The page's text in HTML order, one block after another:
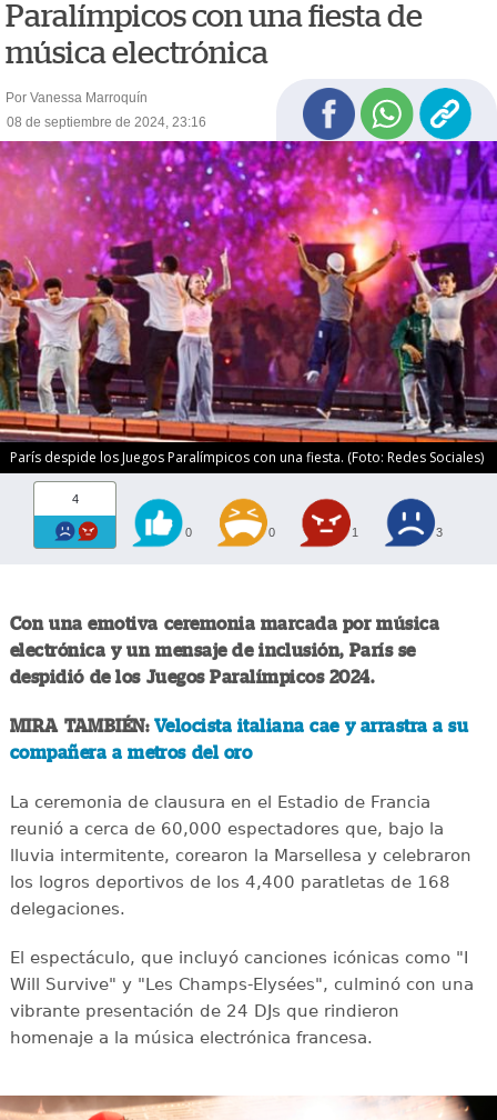
Paralímpicos con una fiesta de
música electrónica
Por Vanessa Marroquín
08 de septiembre de 2024, 23:16
París despide los Juegos Paralímpicos con una fiesta. (Foto: Redes Sociales)
4
0 0 1 3
Con una emotiva ceremonia marcada por música
electrónica y un mensaje de inclusión, París se
despidió de los Juegos Paralímpicos 2024.
MIRA TAMBIÉN:Velocista italiana cae y arrastra a su
compañera a metros del oro
La ceremonia de clausura en el Estadio de Francia
reunió a cerca de 60,000 espectadores que, bajo la
lluvia intermitente, corearon la Marsellesa y celebraron
los logros deportivos de los 4,400 paratletas de 168
delegaciones.
El espectáculo, que incluyó canciones icónicas como "I
Will Survive" y "Les Champs-Elysées", culminó con una
vibrante presentación de 24 DJs que rindieron
homenaje a la música electrónica francesa.